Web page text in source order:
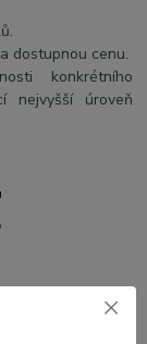
dostupnou cenu.
konkrétního
nejvyšší úroveň